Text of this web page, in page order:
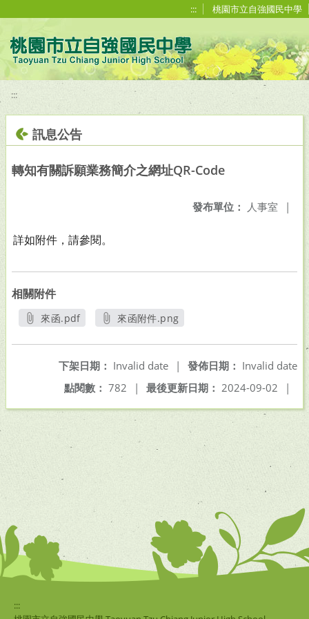
::: 桃園市立自強國民中學
:::
訊息公告
轉知有關訴願業務簡介之網址QR-Code
發布單位： 人事室 |
詳如附件，請參閱。
相關附件
來函.pdf
來函附件.png
發佈日期： Invalid date
下架日期： Invalid date
|
最後更新日期： 2024-09-02 |
點閱數： 782 |
:::